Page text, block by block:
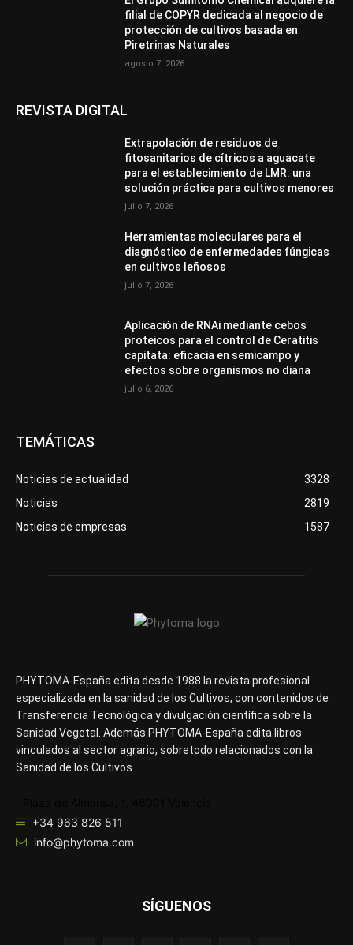
filial de COPYR dedicada al negocio de
protección de cultivos basada en
Piretrinas Naturales
agosto 7, 2026
REVISTA DIGITAL
Extrapolación de residuos de
fitosanitarios de cítricos a aguacate
para el establecimiento de LMR: una
solución práctica para cultivos menores
julio 7, 2026
Herramientas moleculares para el
diagnóstico de enfermedades fúngicas
en cultivos leñosos
julio 7, 2026
Aplicación de RNAi mediante cebos
proteicos para el control de Ceratitis
capitata: eficacia en semicampo y
efectos sobre organismos no diana
julio 6, 2026
TEMÁTICAS
Noticias de actualidad
3328
Noticias
2819
Noticias de empresas
1587
PHYTOMA-España edita desde 1988 la revista profesional
especializada en la sanidad de los Cultivos, con contenidos de
Transferencia Tecnológica y divulgación científica sobre la
Sanidad Vegetal. Además PHYTOMA-España edita libros
vinculados al sector agrario, sobretodo relacionados con la
Sanidad de los Cultivos.
+34 963 826 511
info@phytoma.com
SÍGUENOS